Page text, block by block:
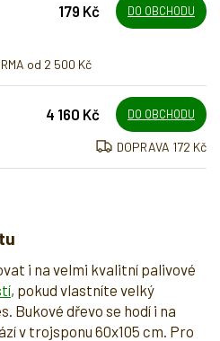
179 Kč DO OBCHODU
od 2 500 Kč
4 160 Kč DO OBCHODU
DOPRAVA 172 Kč
i na velmi kvalitní palivové
, pokud vlastníte velký
Bukové dřevo se hodí i na
v trojsponu 60x105 cm. Pro